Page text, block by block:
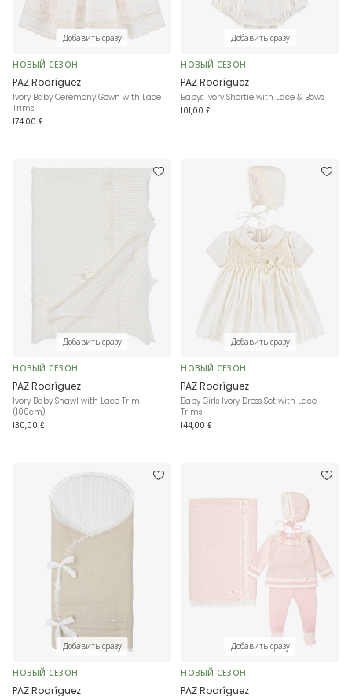
Добавить сразу
НОВЫЙ СЕЗОН
PAZ Rodríguez
Ivory Baby Ceremony Gown with Lace
Trims
174,00 £
Добавить сразу
НОВЫЙ СЕЗОН
PAZ Rodríguez
Babys Ivory Shortie with Lace & Bows
101,00 £
Добавить сразу
НОВЫЙ СЕЗОН
PAZ Rodríguez
Ivory Baby Shawl with Lace Trim
(100cm)
130,00 £
Добавить сразу
НОВЫЙ СЕЗОН
PAZ Rodríguez
Baby Girls Ivory Dress Set with Lace
Trims
144,00 £
Добавить сразу
НОВЫЙ СЕЗОН
PAZ Rodríguez
Добавить сразу
НОВЫЙ СЕЗОН
PAZ Rodríguez